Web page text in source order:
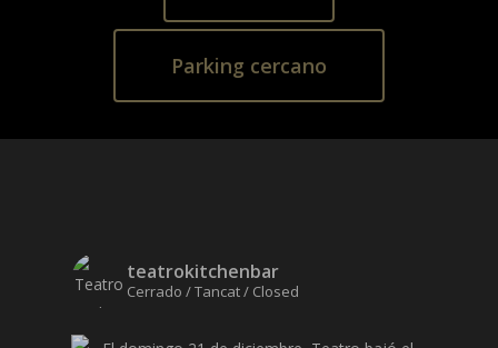
Parking cercano
teatrokitchenbar
Cerrado / Tancat / Closed